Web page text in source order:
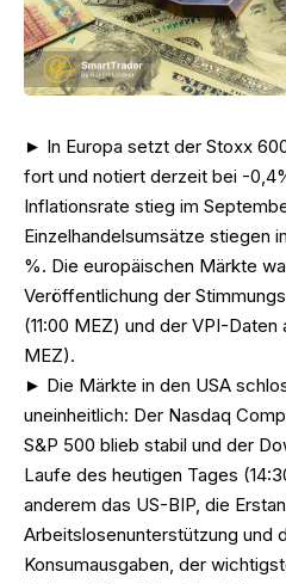
► In Europa setzt der Stoxx
fort und notiert derzeit bei -
Inflationsrate stieg im
Einzelhandelsumsätze stiegen
%. Die europäischen Märkte
Veröffentlichung der
(11:00 MEZ) und der VPI-
MEZ).
► Die Märkte in den USA
uneinheitlich: Der Nasdaq
S&P 500 blieb stabil und der
Laufe des heutigen Tages
anderem das US-BIP, die
Arbeitslosenunterstützung und
Konsumausgaben, der